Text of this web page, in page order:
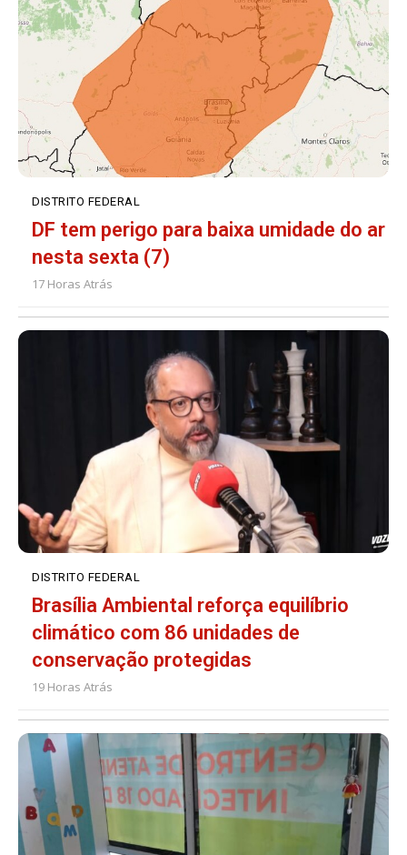
DISTRITO FEDERAL
DF tem perigo para baixa umidade do ar
nesta sexta (7)
17 Horas Atrás
DISTRITO FEDERAL
Brasília Ambiental reforça equilíbrio
climático com 86 unidades de
conservação protegidas
19 Horas Atrás